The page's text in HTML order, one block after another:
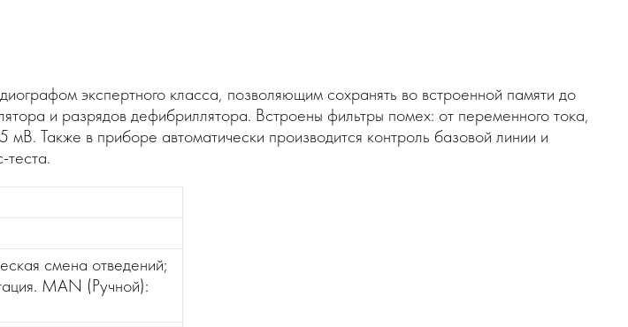
экспертного класса, позволяющим сохранять во встроенной памяти до
и разрядов дефибриллятора. Встроены фильтры помех: от переменного тока,
Также в приборе автоматически производится контроль базовой линии и
смена отведений;
MAN (Ручной):